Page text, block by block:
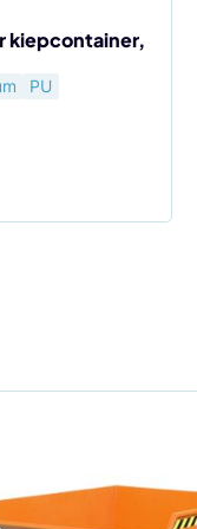
kiepcontainer,
PU